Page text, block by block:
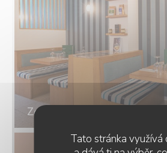
Tato stránka využívá